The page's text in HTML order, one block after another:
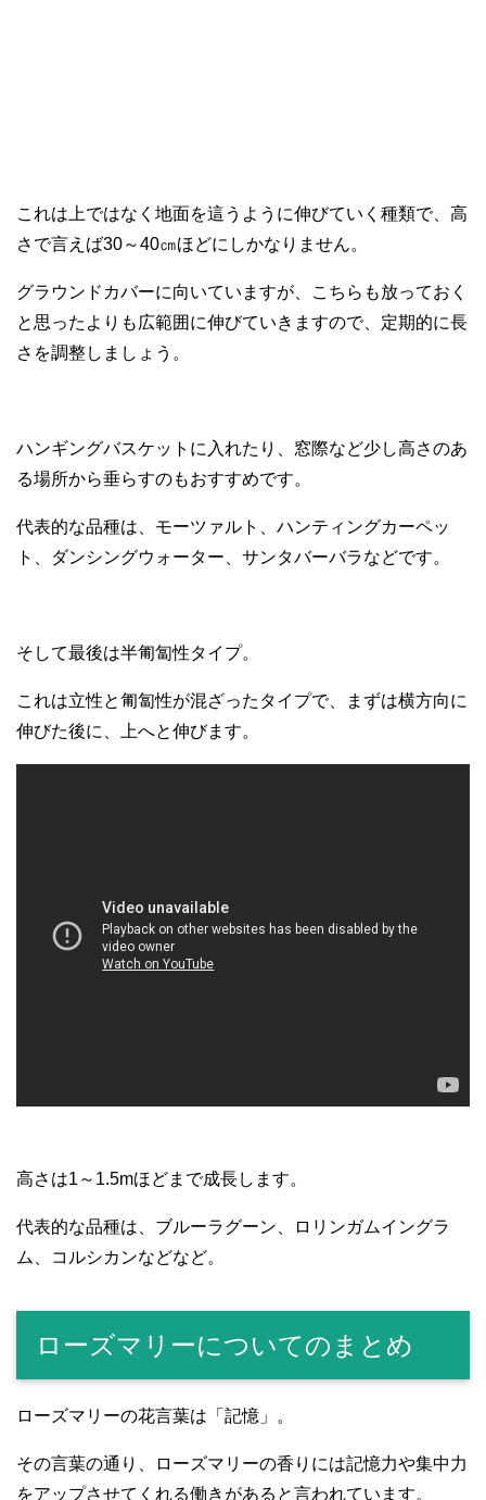
これは上ではなく地面を這うように伸びていく種類で、高
さで言えば30～40㎝ほどにしかなりません。
グラウンドカバーに向いていますが、こちらも放っておく
と思ったよりも広範囲に伸びていきますので、定期的に長
さを調整しましょう。
ハンギングバスケットに入れたり、窓際など少し高さのあ
る場所から垂らすのもおすすめです。
代表的な品種は、モーツァルト、ハンティングカーペッ
ト、ダンシングウォーター、サンタバーバラなどです。
そして最後は半匍匐性タイプ。
これは立性と匍匐性が混ざったタイプで、まずは横方向に
伸びた後に、上へと伸びます。
高さは1～1.5mほどまで成長します。
代表的な品種は、ブルーラグーン、ロリンガムイングラ
ム、コルシカンなどなど。
ローズマリーについてのまとめ
ローズマリーの花言葉は「記憶」。
その言葉の通り、ローズマリーの香りには記憶力や集中力
をアップさせてくれる働きがあると言われています。